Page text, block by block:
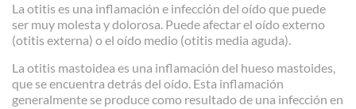
La otitis es una inflamación e infección del oído que puede
ser muy molesta y dolorosa. Puede afectar el oído externo
(otitis externa) o el oído medio (otitis media aguda).
La otitis mastoidea es una inflamación del hueso mastoides,
que se encuentra detrás del oído. Esta inflamación
generalmente se produce como resultado de una infección en